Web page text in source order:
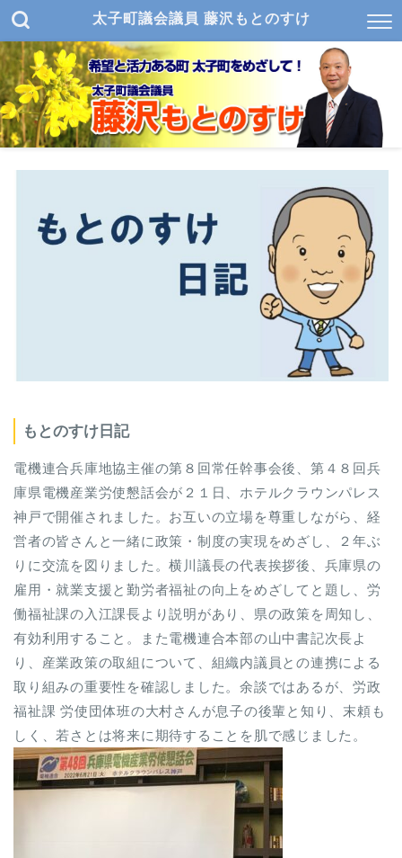
太子町議会議員 藤沢もとのすけ
もとのすけ日記
電機連合兵庫地協主催の第８回常任幹事会後、第４８回兵
庫県電機産業労使懇話会が２１日、ホテルクラウンパレス
神戸で開催されました。お互いの立場を尊重しながら、経
営者の皆さんと一緒に政策・制度の実現をめざし、２年ぶ
りに交流を図りました。横川議長の代表挨拶後、兵庫県の
雇用・就業支援と勤労者福祉の向上をめざしてと題し、労
働福祉課の入江課長より説明があり、県の政策を周知し、
有効利用すること。また電機連合本部の山中書記次長よ
り、産業政策の取組について、組織内議員との連携による
取り組みの重要性を確認しました。余談ではあるが、労政
福祉課 労使団体班の大村さんが息子の後輩と知り、末頼も
しく、若さとは将来に期待することを肌で感じました。